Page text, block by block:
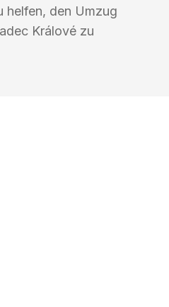
helfen, den Umzug
Králové zu